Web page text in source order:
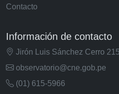
Contacto
Información de contacto
Jirón Luis Sánchez Cerro
observatorio@cne.gob.pe
(01) 615-5966